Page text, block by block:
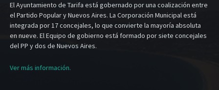
El Ayuntamiento de Tarifa está gobernado por una coalización entre
el Partido Popular y Nuevos Aires. La Corporación Municipal está
integrada por 17 concejales, lo que convierte la mayoría absoluta
en nueve. El Equipo de gobierno está formado por siete concejales
del PP y dos de Nuevos Aires.
Ver más información.